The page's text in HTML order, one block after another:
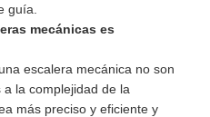
guía.
mecánicas es
escalera mecánica no son
la complejidad de la
más preciso y eficiente y